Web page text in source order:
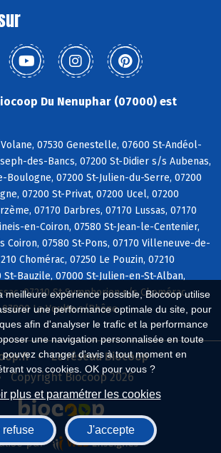
meilleure expérience possible, Biocoop utilise
une performance optimale du site, pour
afin d'analyser le trafic et la performance
une navigation personnalisée en toute
pouvez changer d'avis à tout moment en
vos cookies. OK pour vous ?
plus et paramétrer les cookies
refuse J'accepte
Du Nenuphar (07000) est
07530 Genestelle, 07600 St-Andéol-
des-Bancs, 07200 St-Didier s/s Aubenas,
Boulogne, 07200 St-Julien-du-Serre, 07200
07200 St-Privat, 07200 Ucel, 07200
07170 Darbres, 07170 Lussas, 07170
en-Coiron, 07580 St-Jean-le-Centenier,
Coiron, 07580 St-Pons, 07170 Villeneuve-de-
Chomérac, 07250 Le Pouzin, 07210
St-Bauzile, 07000 St-Julien-en-St-Alban,
07210 St-Symphorien s/s Chomérac,
La Voulte s/Rhône
Le réseau Biocoop
Copyright Biocoop 2026
par